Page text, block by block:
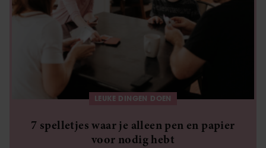
LEUKE DINGEN DOEN
7 spelletjes waar je alleen pen en papier
voor nodig hebt